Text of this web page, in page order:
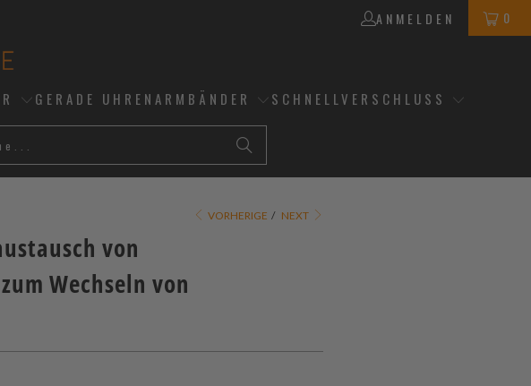
ANMELDEN 0
GERADE UHRENARMBÄNDER SCHNELLVERSCHLUSS
VORHERIGE / NEXT
von
Wechseln von